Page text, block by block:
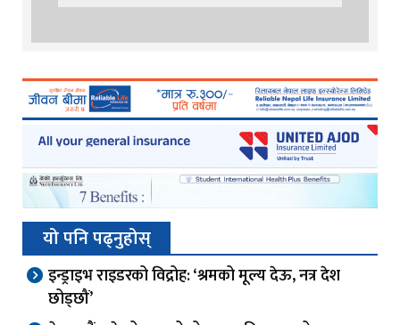
यो पनि पढ्नुहोस्
इन्ड्राइभ राइडरको विद्रोह: ‘श्रमको मूल्य देऊ, नत्र देश
छोड्छौं’